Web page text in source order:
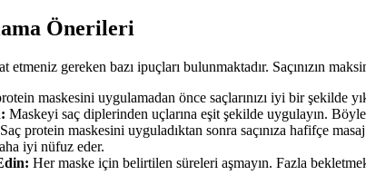
Önerileri
gereken bazı ipuçları bulunmaktadır. Saçınızın
maskesini uygulamadan önce saçlarınızı iyi bir şekilde
Maskeyi saç diplerinden uçlarına eşit şekilde uygulayın.
Saç protein maskesini uyguladıktan sonra saçınıza hafifçe
iyi nüfuz eder.
Her maske için belirtilen süreleri aşmayın. Fazla